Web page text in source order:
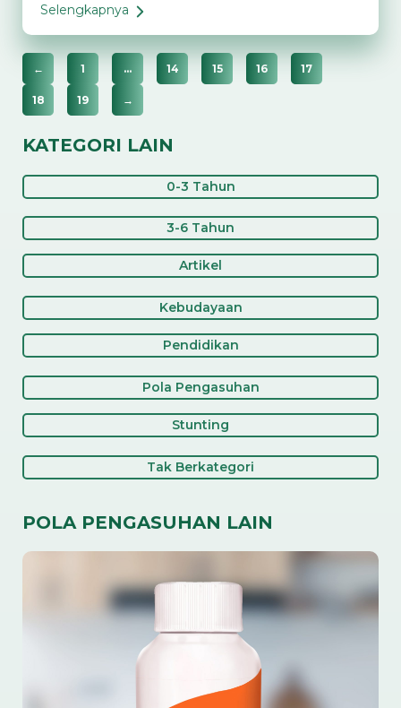
Selengkapnya
Sejak
Kapan
Kecil
Bisa
Mandi
← 1 … 14 15 16 17
18 19 →
KATEGORI LAIN
0-3 Tahun
3-6 Tahun
Artikel
Kebudayaan
Pendidikan
Pola Pengasuhan
Stunting
Tak Berkategori
POLA PENGASUHAN LAIN